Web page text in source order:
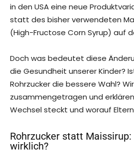
in den USA eine neue
statt des bisher verwendeten
(High-Fructose Corn Syrup) auf
Doch was bedeutet diese
die Gesundheit unserer Kinder?
Rohrzucker die bessere Wahl?
zusammengetragen und
Wechsel steckt und worauf
Rohrzucker statt
wirklich?